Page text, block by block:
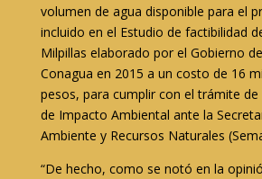
volumen de agua disponible para el
incluido en el Estudio de factibilidad
Milpillas elaborado por el Gobierno
Conagua en 2015 a un costo de 16
pesos, para cumplir con el trámite
de Impacto Ambiental ante la
Ambiente y Recursos Naturales
“De hecho, como se notó en la